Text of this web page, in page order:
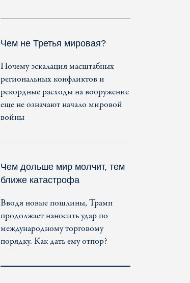
Чем не Третья мировая?
Почему эскалация масштабных
региональных конфликтов и
рекордные расходы на вооружение
еще не означают начало мировой
войны
Чем дольше мир молчит, тем
ближе катастрофа
Вводя новые пошлины, Трамп
продолжает наносить удар по
международному торговому
порядку. Как дать ему отпор?